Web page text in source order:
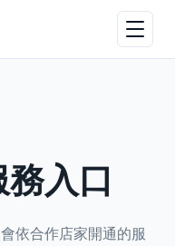
入口
依合作店家開通的服